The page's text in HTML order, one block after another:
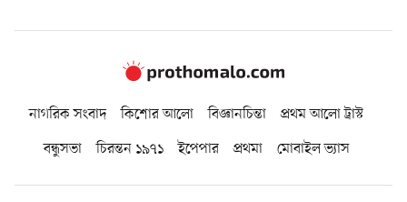
নাগরিক সংবাদ কিশোর আলো বিজ্ঞানচিন্তা
প্রথম আলো ট্রাস্ট
বন্ধুসভা
চিরন্তন ১৯৭১ ইপেপার প্রথমা মোবাইল ভ্যাস